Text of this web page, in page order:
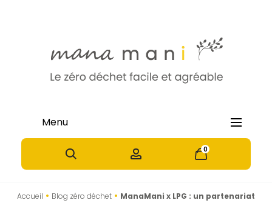
Menu
0
Accueil • Blog zéro déchet • ManaMani x LPG : un partenariat